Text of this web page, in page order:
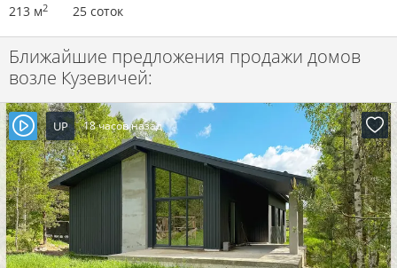
213 м2 25 соток
Ближайшие предложения продажи домов
возле Кузевичей:
UP 18 часов назад